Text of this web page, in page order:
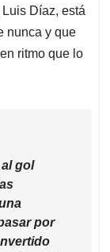
Díaz, está
nunca y que
ritmo que lo
gol
por